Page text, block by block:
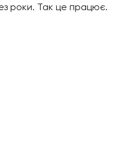
роки. Так це працює.